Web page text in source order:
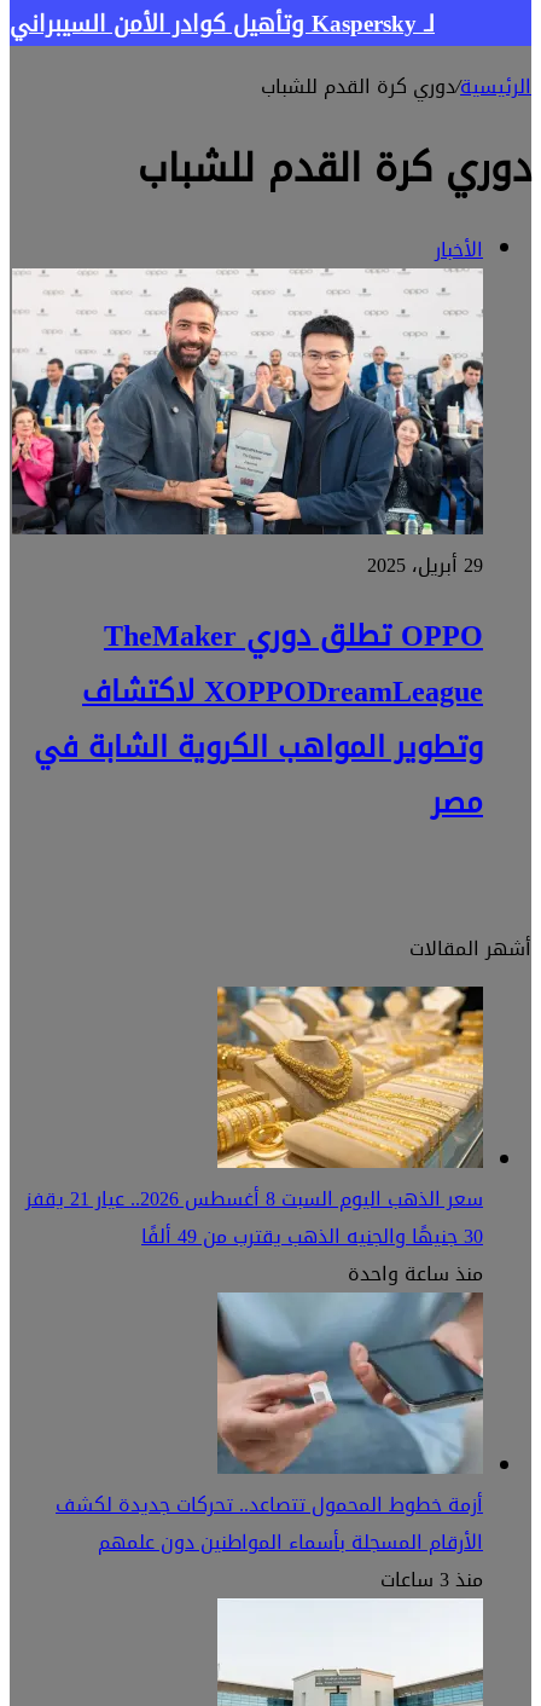
لـ Kaspersky وتأهيل كوادر الأمن السيبراني
الرئيسية/دوري كرة القدم للشباب
دوري كرة القدم للشباب
الأخبار
29 أبريل، 2025
OPPO تطلق دوري TheMaker
XOPPODreamLeague لاكتشاف
وتطوير المواهب الكروية الشابة في
مصر
أشهر المقالات
سعر الذهب اليوم السبت 8 أغسطس 2026.. عيار 21 يقفز
30 جنيهًا والجنيه الذهب يقترب من 49 ألفًا
منذ ساعة واحدة
أزمة خطوط المحمول تتصاعد.. تحركات جديدة لكشف
الأرقام المسجلة بأسماء المواطنين دون علمهم
منذ 3 ساعات